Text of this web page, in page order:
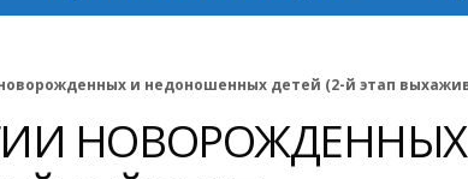
и недоношенных детей (2-й этап